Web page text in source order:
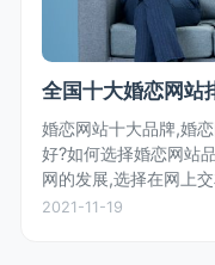
全国十大婚恋网站
婚恋网站十大品牌,婚
好?如何选择婚恋网站
网的发展,选择在网上
站层出不穷,那么,究竟
2021-11-19